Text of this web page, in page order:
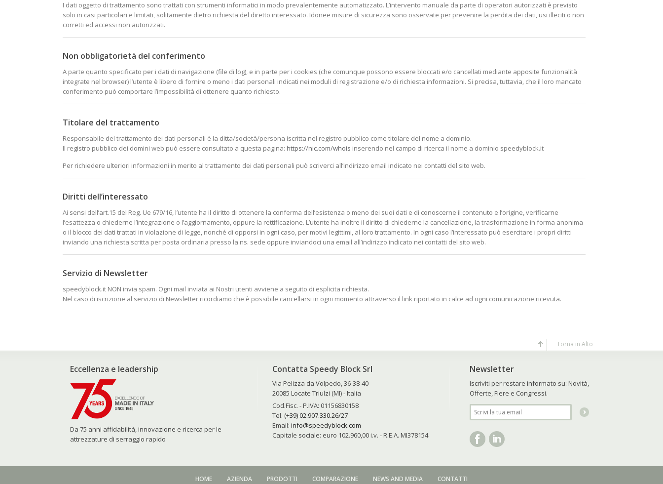
I dati oggetto di trattamento sono trattati con strumenti informatici in modo prevalentemente automatizzato. L’intervento manuale da parte di operatori autorizzati è previsto
solo in casi particolari e limitati, solitamente dietro richiesta del diretto interessato. Idonee misure di sicurezza sono osservate per prevenire la perdita dei dati, usi illeciti o non
corretti ed accessi non autorizzati.
Non obbligatorietà del conferimento
A parte quanto specificato per i dati di navigazione (file di log), e in parte per i cookies (che comunque possono essere bloccati e/o cancellati mediante apposite funzionalità
integrate nel browser) l’utente è libero di fornire o meno i dati personali indicati nei moduli di registrazione e/o di richiesta informazioni. Si precisa, tuttavia, che il loro mancato
conferimento può comportare l’impossibilità di ottenere quanto richiesto.
Titolare del trattamento
Responsabile del trattamento dei dati personali è la ditta/società/persona iscritta nel registro pubblico come titolare del nome a dominio.
Il registro pubblico dei domini web può essere consultato a questa pagina: https://nic.com/whois inserendo nel campo di ricerca il nome a dominio speedyblock.it
Per richiedere ulteriori informazioni in merito al trattamento dei dati personali può scriverci all’indirizzo email indicato nei contatti del sito web.
Diritti dell’interessato
Ai sensi dell’art.15 del Reg. Ue 679/16, l’utente ha il diritto di ottenere la conferma dell’esistenza o meno dei suoi dati e di conoscerne il contenuto e l’origine, verificarne
l’esattezza o chiederne l’integrazione o l’aggiornamento, oppure la rettificazione. L’utente ha inoltre il diritto di chiederne la cancellazione, la trasformazione in forma anonima
o il blocco dei dati trattati in violazione di legge, nonché di opporsi in ogni caso, per motivi legittimi, al loro trattamento. In ogni caso l’interessato può esercitare i propri diritti
inviando una richiesta scritta per posta ordinaria presso la ns. sede oppure inviandoci una email all’indirizzo indicato nei contatti del sito web.
Servizio di Newsletter
speedyblock.it NON invia spam. Ogni mail inviata ai Nostri utenti avviene a seguito di esplicita richiesta.
Nel caso di iscrizione al servizio di Newsletter ricordiamo che è possibile cancellarsi in ogni momento attraverso il link riportato in calce ad ogni comunicazione ricevuta.
Eccellenza e leadership
Da 75 anni affidabilità, innovazione e ricerca per le
attrezzature di serraggio rapido
Contatta Speedy Block Srl
Via Pelizza da Volpedo, 36-38-40
20085 Locate Triulzi (MI) - Italia
Cod.Fisc. - P.IVA: 01156830158
Tel. (+39) 02.907.330.26/27
Email: info@speedyblock.com
Capitale sociale: euro 102.960,00 i.v. - R.E.A. MI378154
Newsletter
Iscriviti per restare informato su: Novità,
Offerte, Fiere e Congressi.
Torna in Alto
HOME AZIENDA PRODOTTI COMPARAZIONE NEWS AND MEDIA CONTATTI